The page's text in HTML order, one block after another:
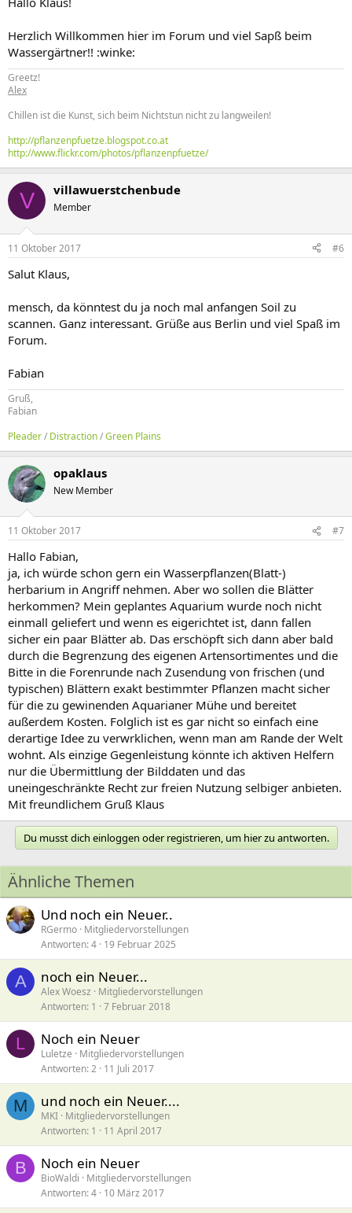
Herzlich Willkommen hier im Forum und viel Sapß beim
Wassergärtner!! :winke:
Greetz!
Alex
Chillen ist die Kunst, sich beim Nichtstun nicht zu langweilen!
http://pflanzenpfuetze.blogspot.co.at
http://www.flickr.com/photos/pflanzenpfuetze/
V villawuerstchenbude
Member
11 Oktober 2017 #6
Salut Klaus,
mensch, da könntest du ja noch mal anfangen Soil zu
scannen. Ganz interessant. Grüße aus Berlin und viel Spaß im
Forum.
Fabian
Gruß,
Fabian
Pleader/ Distraction/Green Plains
opaklaus
New Member
11 Oktober 2017 #7
Hallo Fabian,
ja, ich würde schon gern ein Wasserpflanzen(Blatt-)
herbarium in Angriff nehmen. Aber wo sollen die Blätter
herkommen? Mein geplantes Aquarium wurde noch nicht
einmall geliefert und wenn es eigerichtet ist, dann fallen
sicher ein paar Blätter ab. Das erschöpft sich dann aber bald
durch die Begrenzung des eigenen Artensortimentes und die
Bitte in die Forenrunde nach Zusendung von frischen (und
typischen) Blättern exakt bestimmter Pflanzen macht sicher
für die zu gewinenden Aquarianer Mühe und bereitet
außerdem Kosten. Folglich ist es gar nicht so einfach eine
derartige Idee zu verwrklichen, wenn man am Rande der Welt
wohnt. Als einzige Gegenleistung könnte ich aktiven Helfern
nur die Übermittlung der Bilddaten und das
uneingeschränkte Recht zur freien Nutzung selbiger anbieten.
Mit freundlichem Gruß Klaus
Du musst dich einloggen oder registrieren, um hier zu antworten.
Ähnliche Themen
Und noch ein Neuer..
RGermo Mitgliedervorstellungen
Antworten 4 19 Februar 2025
A noch ein Neuer...
Alex Woesz
Mitgliedervorstellungen
Antworten 1 7 Februar 2018
L Noch ein Neuer
Luletze
Mitgliedervorstellungen
Antworten 2 11 Juli 2017
M und noch ein Neuer....
MKI Mitgliedervorstellungen
Antworten 1 11 April 2017
B Noch ein Neuer
BioWaldi
Mitgliedervorstellungen
Antworten 4 10 März 2017